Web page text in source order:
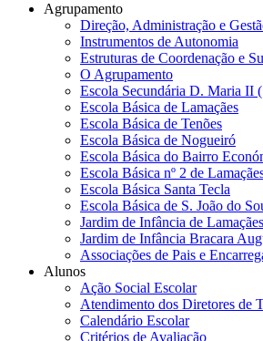
Agrupamento
Direção, Administração e
Instrumentos de Autonomia
Estruturas de Coordenação e
O Agrupamento
Escola Secundária D. Maria II
Escola Básica de Lamaçães
Escola Básica de Tenões
Escola Básica de Nogueiró
Escola Básica do Bairro
Escola Básica nº 2 de
Escola Básica Santa Tecla
Escola Básica de S. João do
Jardim de Infância de Lamaçães
Jardim de Infância Bracara
Associações de Pais e
Alunos
Ação Social Escolar
Atendimento dos Diretores de
Calendário Escolar
Critérios de Avaliação